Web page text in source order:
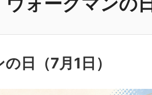
の日（7月1日 ）